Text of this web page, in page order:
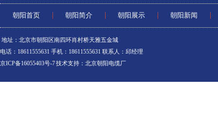
朝阳首页 朝阳简介 朝阳展示 朝阳新闻
地址：北京市朝阳区南四环肖村桥天雅五金城
电话：18611555631 手机：18611555631 联系人：邱经理
京ICP备16055403号-7技术支持： 北京朝阳电缆厂